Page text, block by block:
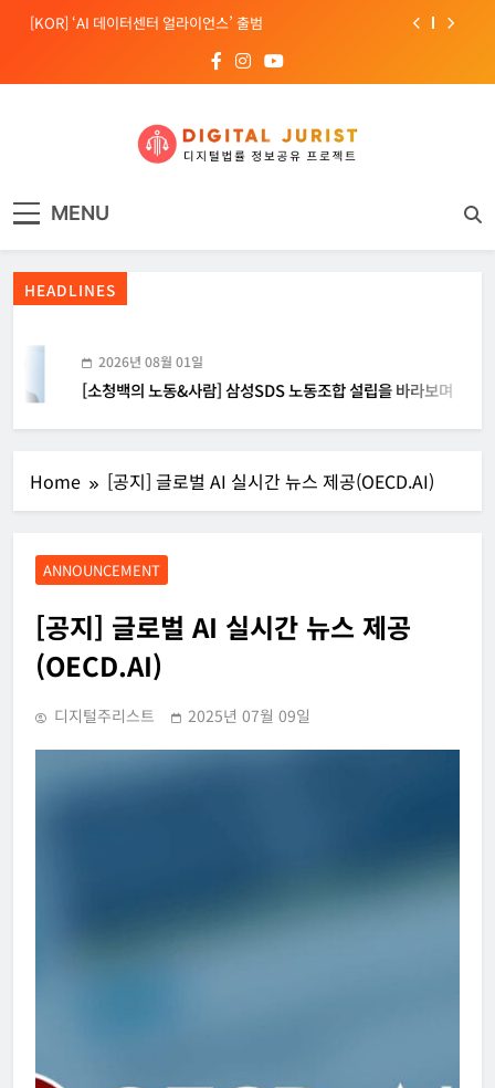
Skip[KOR] ‘AI 데이터센터 얼라이언스’ 출범
[EU] 틱톡의 아동 보호 미흡 관련 예비 조사결과 발표
[Russia] 텔레그램 설립자 파벨 두로프 기소
[KOR] ‘AI 데이터센터 얼라이언스’ 출범
[EU] 틱톡의 아동 보호 미흡 관련 예비 조사결과 발표
MENU
HEADLINES
2026년 08월 01일
[소청백의 노동&사람] 삼성SDS 노동조합 설립을 바라보며
Home [공지] 글로벌 AI 실시간 뉴스 제공(OECD.AI)
ANNOUNCEMENT
[공지] 글로벌 AI 실시간 뉴스 제공
(OECD.AI)
디지털주리스트 2025년 07월 09일